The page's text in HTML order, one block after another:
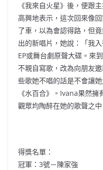
《我來自火星》後， 便跟
高興地表示，這次回來像回
了車，以為會認得路，但竟
出的新唱片，她說：「我
EP或舞台劇原聲大碟。來
不親自寫歌，改為向朋友
些歌她不唱的話是不會讓
《水百合》。Ivana果然擁
觀眾均陶醉在她的歌聲之中
得獎名單：
冠軍：3號－陳家強